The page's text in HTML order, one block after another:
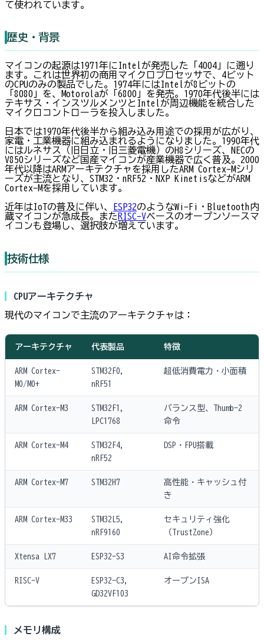
て使われています。
歴史・背景
マイコンの起源は1971年にIntelが発売した「4004」に遡り
ます。これは世界初の商用マイクロプロセッサで、4ビット
のCPUのみの製品でした。1974年にはIntelが8ビットの
「8080」を、Motorolaが「6800」を発売。1970年代後半には
テキサス・インスツルメンツとIntelが周辺機能を統合した
マイクロコントローラを投入しました。
日本では1970年代後半から組み込み用途での採用が広がり、
家電・工業機器に組み込まれるようになりました。1990年代
にはルネサス（旧日立・旧三菱電機）のH8シリーズ、NECの
V850シリーズなど国産マイコンが産業機器で広く普及。2000
年代以降はARMアーキテクチャを採用したARM Cortex-Mシリ
ーズが主流となり、STM32・nRF52・NXP KinetisなどがARM
Cortex-Mを採用しています。
近年はIoTの普及に伴い、
ESP32のようなWi-Fi・Bluetooth内
蔵マイコンが急成長。また RISC-Vベースのオープンソースマ
イコンも登場し、選択肢が増えています。
技術仕様
CPUアーキテクチャ
現代のマイコンで主流のアーキテクチャは：
アーキテクチャ 代表製品 特徴
ARM Cortex-
M0/M0+
STM32F0,
nRF51
超低消費電力・小面積
ARM Cortex-M3
STM32F1,
LPC1768
バランス型、Thumb-2
命令
ARM Cortex-M4
STM32F4,
nRF52
DSP・FPU搭載
ARM Cortex-M7 STM32H7
高性能・キャッシュ付
き
ARM Cortex-M33
STM32L5,
nRF9160
セキュリティ強化
（TrustZone）
Xtensa LX7 ESP32-S3 AI命令拡張
RISC-V
ESP32-C3,
GD32VF103
オープンISA
メモリ構成